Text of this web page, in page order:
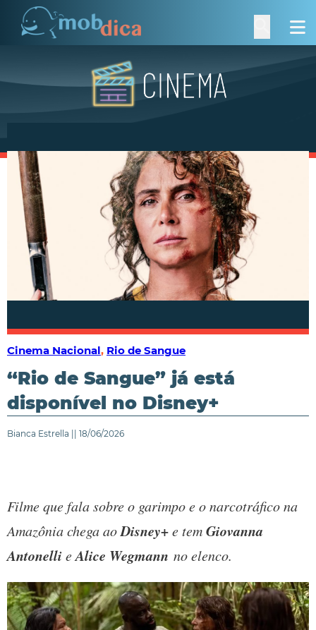
Cinema Nacional, Rio de Sangue
“Rio de Sangue” já está
disponível no Disney+
Bianca Estrella || 18/06/2026
Filme que fala sobre o garimpo e o narcotráfico na
Amazônia chega aoDisney+e temGiovanna
AntonellieAlice Wegmann no elenco.